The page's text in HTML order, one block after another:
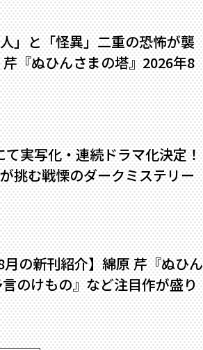
」と「怪異」二重の恐怖が襲
『ぬひんさまの塔』2026年8
実写化・連続ドラマ化決定！
む戦慄のダークミステリー
の新刊紹介】綿原 芹『ぬひん
のけもの』など注目作が盛り